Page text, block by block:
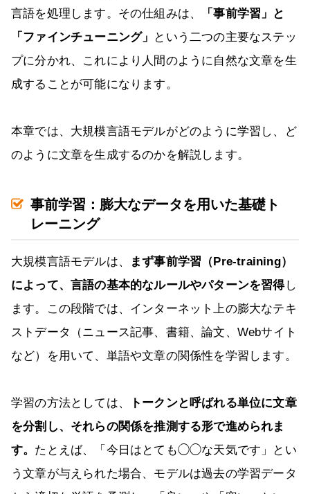
言語を処理します。その仕組みは、
「事前学習」と
「ファインチューニング」
という二つの主要なステッ
プに分かれ、これにより人間のように自然な文章を生
成することが可能になります。
本章では、大規模言語モデルがどのように学習し、ど
のように文章を生成するのかを解説します。
事前学習：膨大なデータを用いた基礎ト
レーニング
大規模言語モデルは、
まず事前学習（Pre-training）
によって、言語の基本的なルールやパターンを習得し
ます。この段階では、インターネット上の膨大なテキ
ストデータ（ニュース記事、書籍、論文、Webサイト
など）を用いて、単語や文章の関係性を学習します。
学習の方法としては、
トークンと呼ばれる単位に文章
を分割し、それらの関係を推測する形で進められま
す。 たとえば、「今日はとても◯◯な天気です」とい
う文章が与えられた場合、モデルは過去の学習データ